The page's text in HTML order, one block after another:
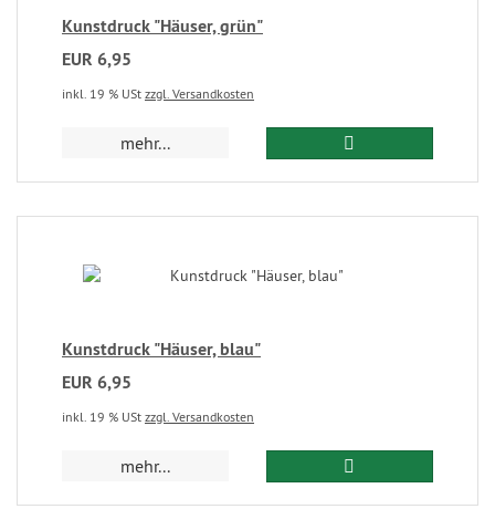
Kunstdruck "Häuser, grün"
EUR 6,95
inkl. 19 % USt zzgl. Versandkosten
mehr...
Kunstdruck "Häuser, blau"
EUR 6,95
inkl. 19 % USt zzgl. Versandkosten
mehr...